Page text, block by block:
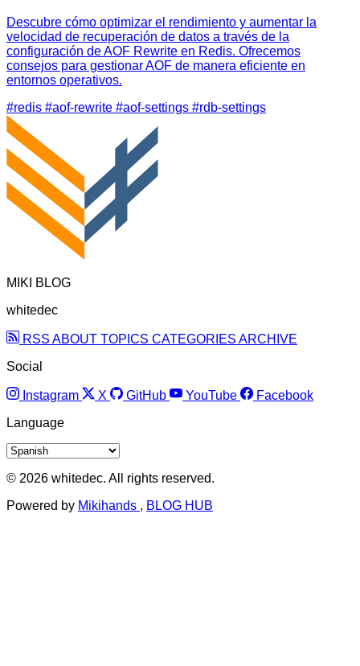
Descubre cómo optimizar el rendimiento y aumentar la
velocidad de recuperación de datos a través de la
configuración de AOF Rewrite en Redis. Ofrecemos
consejos para gestionar AOF de manera eficiente en
entornos operativos.
#redis #aof-rewrite #aof-settings #rdb-settings
MIKI BLOG
whitedec
RSS ABOUT TOPICS CATEGORIES ARCHIVE
Social
Instagram X GitHub YouTube
Facebook
Language
© 2026 whitedec. All rights reserved.
Powered by Mikihands , BLOG HUB